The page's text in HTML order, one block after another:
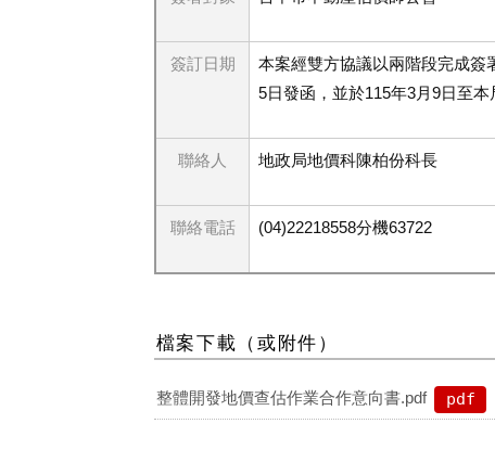
簽訂日期
本案經雙方協議以兩階段完成簽
5日發函，並於115年3月9日至本
聯絡人 地政局地價科陳柏份科長
聯絡電話 (04)22218558分機63722
檔案下載（或附件）
整體開發地價查估作業合作意向書.pdf pdf